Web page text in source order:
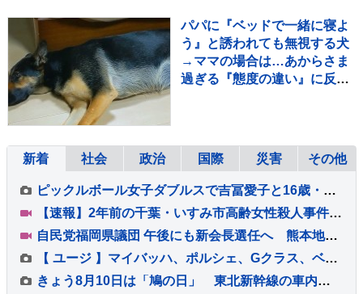
パパに『ベッドで一緒に寝よ
う』と誘われても無視する犬
→ママの場合は…あからさま
過ぎる『態度の違い』に反響
新着 社会 政治 国際 災害 その他
ピックルボール女子ダブルスで吉冨愛子と16歳・佐脇京ペアが銅メダル獲得 2大会連続の表彰台【ホーチミンシティOP】
【速報】2年前の千葉・いすみ市高齢女性殺人事件 54歳の娘を殺人の疑いで逮捕 容疑を否認
自民党福岡県議団 午後にも新会長選任へ 熊本地震直後の政治資金パーティー開催で批判受け前会長辞任…会長選には若手議員2人が立候補
【 ユージ 】マイバッハ、ポルシェ、Gクラス、ベントレー…ナンバー「8」でそろえた華麗なる愛車の写真を公開 フォロワー「スゴいクルマばかりだ」
きょう8月10日は「鳩の日」 東北新幹線の車内にハトが迷い込む ハトも帰省？